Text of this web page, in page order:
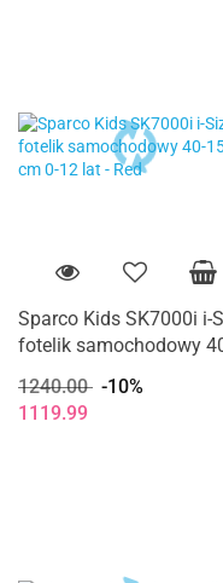
Sparco Kids SK7000i i-
fotelik samochodowy
1240.00 -10%
1119.99